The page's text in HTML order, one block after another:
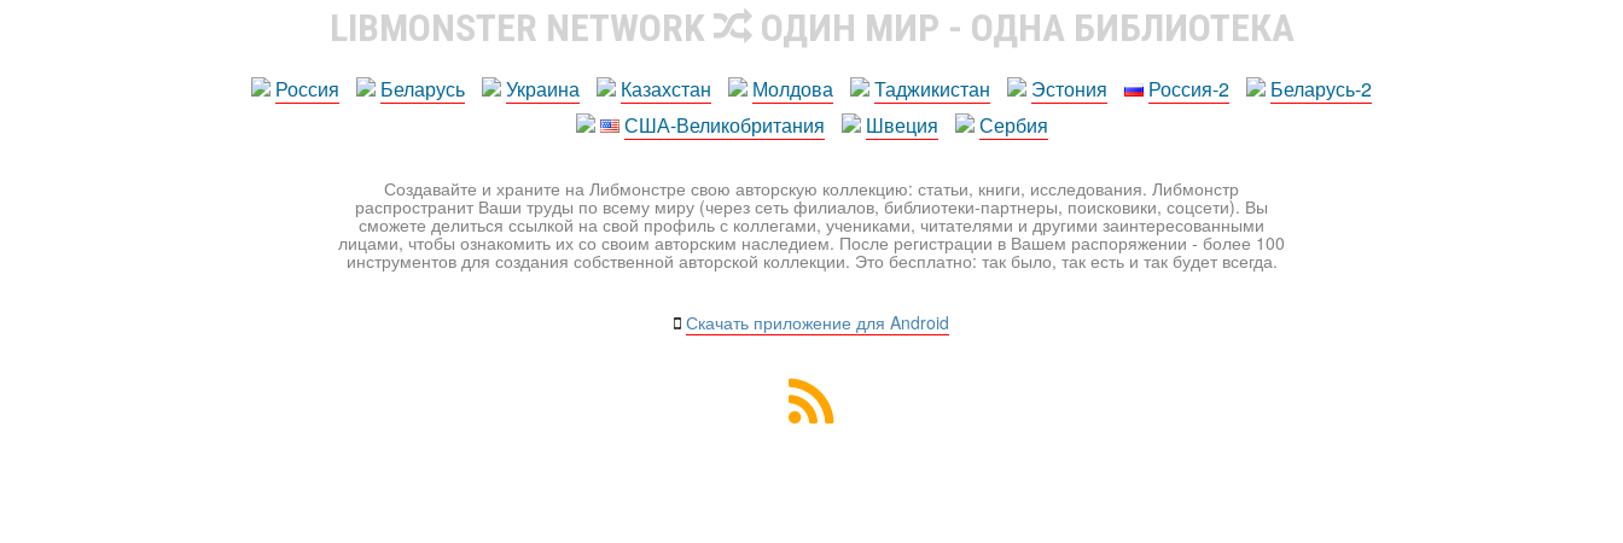
LIBMONSTER NETWORK ОДИН МИР - ОДНА БИБЛИОТЕКА
Россия Беларусь Украина Казахстан Молдова Таджикистан Эстония Россия-2
Беларусь-2
США-Великобритания
Швеция Сербия
Создавайте и храните на Либмонстре свою авторскую коллекцию: статьи, книги, исследования. Либмонстр
распространит Ваши труды по всему миру (через сеть филиалов, библиотеки-партнеры, поисковики, соцсети). Вы
сможете делиться ссылкой на свой профиль с коллегами, учениками, читателями и другими заинтересованными
лицами, чтобы ознакомить их со своим авторским наследием. После регистрации в Вашем распоряжении - более 100
инструментов для создания собственной авторской коллекции. Это бесплатно: так было, так есть и так будет всегда.
Скачать приложение для Android